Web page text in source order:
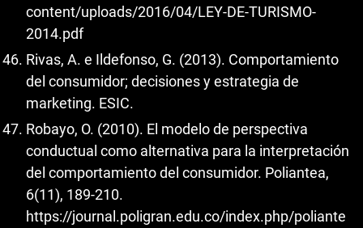
content/uploads/2016/04/LEY-DE-TURISMO-
2014.pdf
Rivas, A. e Ildefonso, G. (2013). Comportamiento
del consumidor; decisiones y estrategia de
marketing. ESIC.
Robayo, O. (2010). El modelo de perspectiva
conductual como alternativa para la interpretación
del comportamiento del consumidor. Poliantea,
6(11), 189-210.
https://journal.poligran.edu.co/index.php/poliante